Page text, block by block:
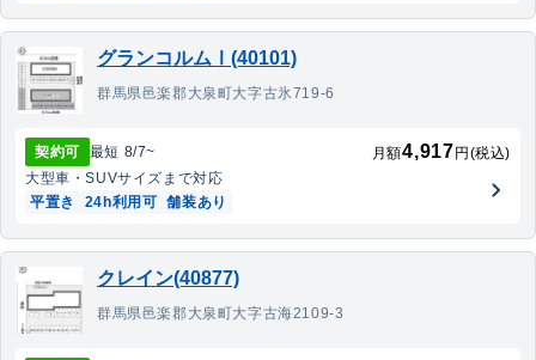
グランコルムⅠ(40101)
群馬県邑楽郡大泉町大字古氷719-6
契約可 最短 8/7~ 月額4,917 円(税込)
大型車・SUVサイズまで対応
平置き
24h利用可 舗装あり
クレイン(40877)
群馬県邑楽郡大泉町大字古海2109-3